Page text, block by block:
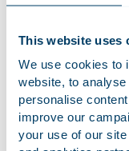
This website uses
We use cookies to
website, to
personalise
improve our
your use of our
werd gedaan als
uitzonderlijk.
bepaalde
van
Daarnaast pleiten
inkooprestricties,